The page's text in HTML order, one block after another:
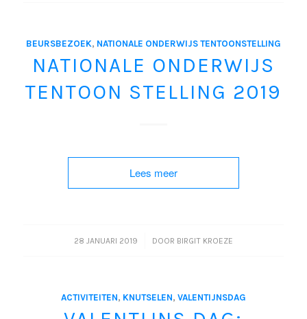
BEURSBEZOEK, NATIONALE ONDERWIJS TENTOONSTELLING
NATIONALE ONDERWIJS
TENTOON STELLING 2019
Lees meer
28 JANUARI 2019
/ DOOR BIRGIT KROEZE
ACTIVITEITEN, KNUTSELEN, VALENTIJNSDAG